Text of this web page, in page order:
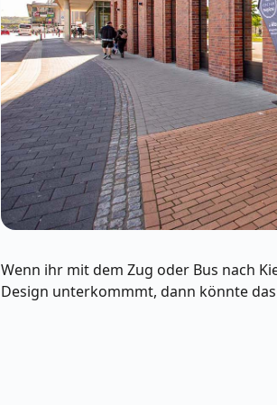
Wenn ihr mit dem Zug oder Bus nach
Design unterkommmt, dann könnte das